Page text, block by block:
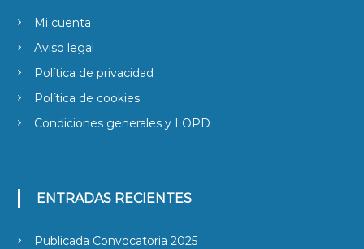
Mi cuenta
Aviso legal
Política de privacidad
Política de cookies
Condiciones generales y LOPD
ENTRADAS RECIENTES
Publicada Convocatoria 2025